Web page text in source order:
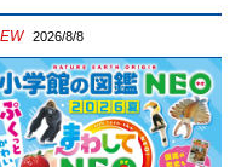
2026/8/8